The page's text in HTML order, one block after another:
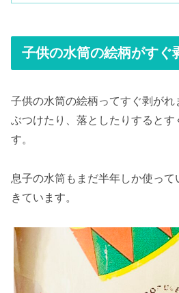
子供の水筒の絵柄がすぐ
子供の水筒の絵柄ってすぐ剥がれ
ぶつけたり、落としたりするとす
す。
息子の水筒もまだ半年しか使っ
きています。